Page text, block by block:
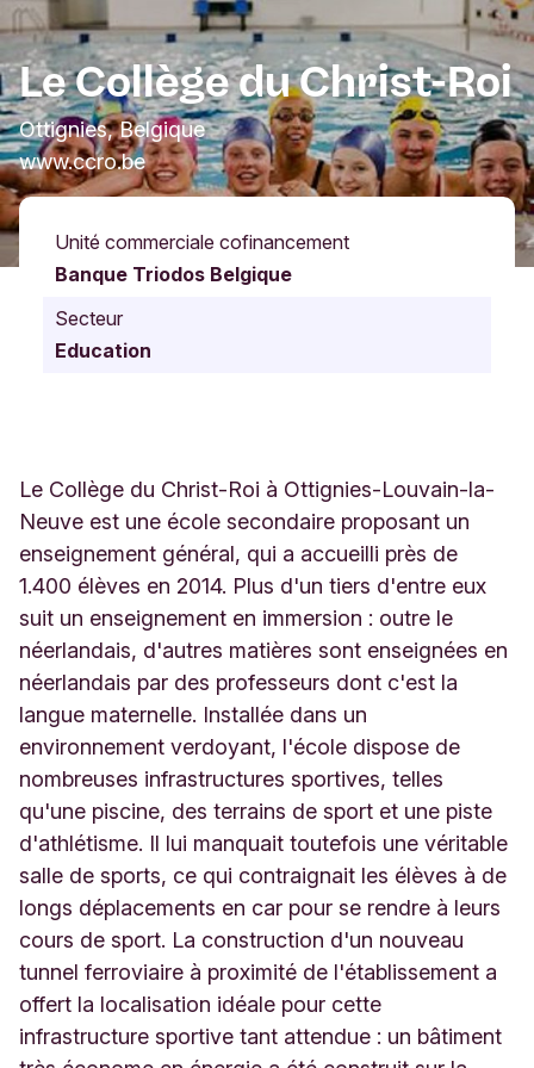
Le Collège du Christ-Roi
Ottignies, Belgique
www.ccro.be
Unité commerciale cofinancement
Banque Triodos Belgique
Secteur
Education
Le Collège du Christ-Roi à Ottignies-Louvain-la-
Neuve est une école secondaire proposant un
enseignement général, qui a accueilli près de
1.400 élèves en 2014. Plus d'un tiers d'entre eux
suit un enseignement en immersion : outre le
néerlandais, d'autres matières sont enseignées en
néerlandais par des professeurs dont c'est la
langue maternelle. Installée dans un
environnement verdoyant, l'école dispose de
nombreuses infrastructures sportives, telles
qu'une piscine, des terrains de sport et une piste
d'athlétisme. Il lui manquait toutefois une véritable
salle de sports, ce qui contraignait les élèves à de
longs déplacements en car pour se rendre à leurs
cours de sport. La construction d'un nouveau
tunnel ferroviaire à proximité de l'établissement a
offert la localisation idéale pour cette
infrastructure sportive tant attendue : un bâtiment